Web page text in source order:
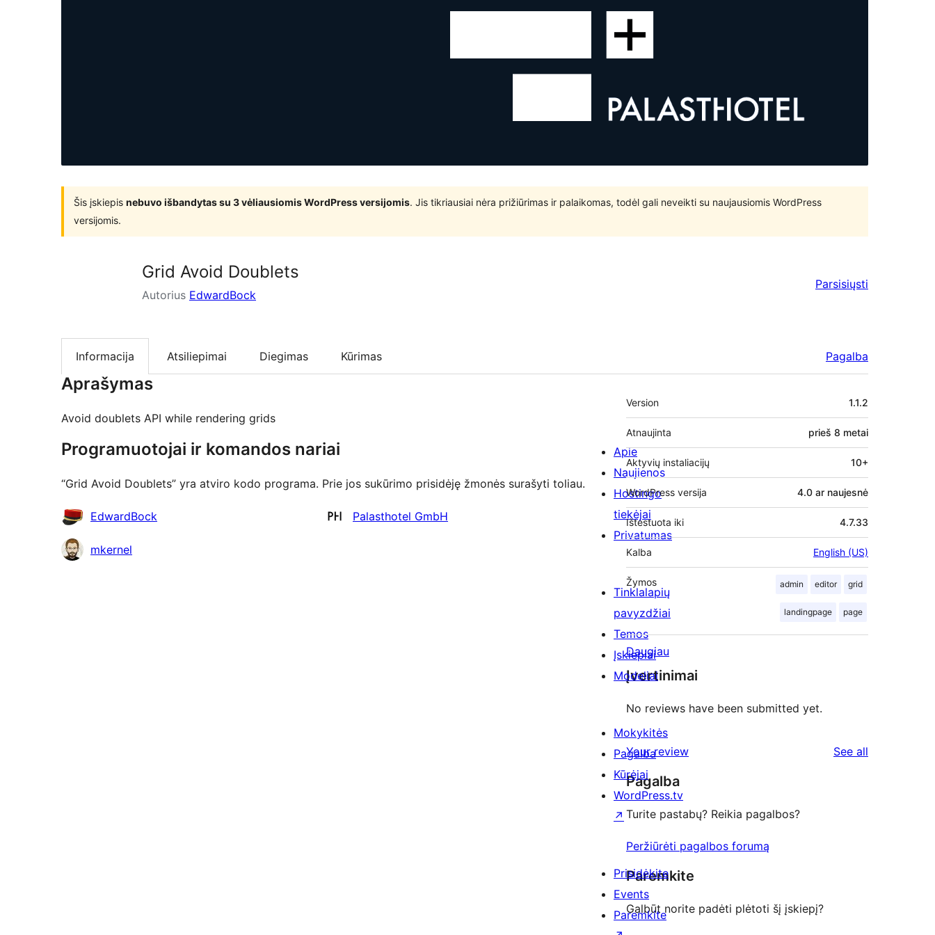
Šis įskiepis nebuvo išbandytas su 3 vėliausiomis WordPress versijomis. Jis tikriausiai nėra prižiūrimas ir palaikomas, todėl gali neveikti su naujausiomis WordPress
versijomis.
Grid Avoid Doublets
Autorius EdwardBock
Parsisiųsti
Informacija Atsiliepimai Diegimas Kūrimas Pagalba
Aprašymas
Avoid doublets API while rendering grids
Programuotojai ir komandos nariai
“Grid Avoid Doublets” yra atviro kodo programa. Prie jos sukūrimo prisidėję žmonės surašyti toliau.
AutoriaiEdwardBock Palasthotel GmbH
mkernel
Metainformacija
Version 1.1.2
Atnaujinta prieš 8 metai
Aktyvių instaliacijų 10+
WordPress versija 4.0 ar naujesnė
Ištestuota iki 4.7.33
Kalba English (US)
Žymos admin editor grid
landingpage page
Daugiau
Įvertinimai
No reviews have been submitted yet.
Your review See all
Pagalba
Turite pastabų? Reikia pagalbos?
Peržiūrėti pagalbos forumą
Paremkite
Galbūt norite padėti plėtoti šį įskiepį?
Apie
Naujienos
Hostingo
tiekėjai
Privatumas
Tinklalapių
pavyzdžiai
Temos
Įskiepiai
Modeliai
Mokykitės
Pagalba
Kūrėjai
WordPress.tv
↗
Prisidėkite
Events
Paremkite